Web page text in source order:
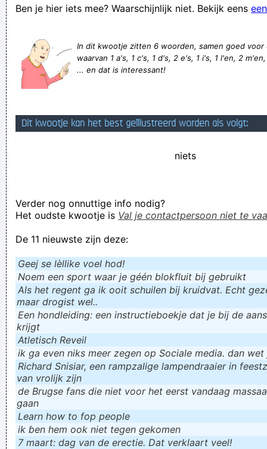
Ik vraag me af hoe het kan dat ik bij m'n platy's eigenlijk altijd
Ship Lolly Sprockmaster Dillweed bust!
Tonijn konijn komijn koolmijn
It takes loads of loads of effort to appear on my hate list.
Seg, mag kik na ok es iet vraoge?
Ben je hier iets mee? Waarschijnlijk niet. Bekijk eens
In dit kwootje zitten 6 woorden, samen goed
waarvan 1 a's, 1 c's, 1 d's, 2 e's, 1 i's, 1 l'en, 2
... en dat is interessant!
Dit kwootje kan het best geïllustreerd worden als volgt:
niets
Verder nog onnuttige info nodig?
Het oudste kwootje is Val je contactpersoon niet te
De 11 nieuwste zijn deze:
Geej se lèllike voel hod!
Noem een sport waar je géén blokfluit bij gebruikt
Als het regent ga ik ooit schuilen bij kruidvat. Echt
maar drogist wel..
Een hondleiding: een instructieboekje dat je bij de
krijgt
Atletisch Reveil
ik ga even niks meer zegen op Sociale media. dan
Richard Snisiar, een rampzalige lampendraaier in
van vrolijk zijn
de Brugse fans die niet voor het eerst vandaag
gaan
Learn how to fop people
ik ɓen hem ook niet tegen gekomen
7 maart: dag van de erectie. Dat verklaart veel!